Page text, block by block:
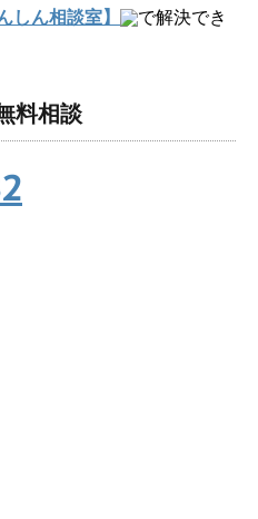
しん相談室】
で解決でき
料相談